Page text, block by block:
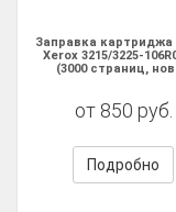
Заправка картриджа
Xerox 3215/3225-
(3000 страниц,
от 850 руб.
Подробно